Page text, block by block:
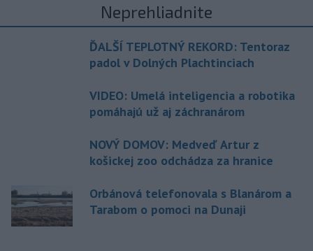
Neprehliadnite
ĎALŠÍ TEPLOTNÝ REKORD: Tentoraz
padol v Dolných Plachtinciach
VIDEO: Umelá inteligencia a robotika
pomáhajú už aj záchranárom
NOVÝ DOMOV: Medveď Artur z
košickej zoo odchádza za hranice
Orbánová telefonovala s Blanárom a
Tarabom o pomoci na Dunaji